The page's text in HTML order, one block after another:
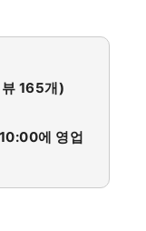
165개)
에 영업